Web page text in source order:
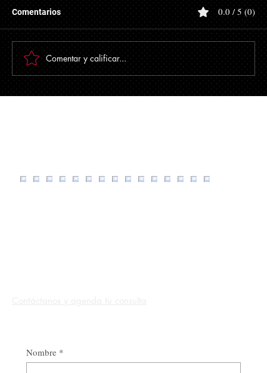
El Instituto Nacional de Estadística y Geografía
(INEGI) ha dado a conocer oficialmente los nuevos
valores de la Unidad de Medida y Actualización
(UMA) que entrarán en vigor a partir del 1 de febrero
Comentarios 0.0 / 5 (0)
Comentar y calificar...
Nombre *